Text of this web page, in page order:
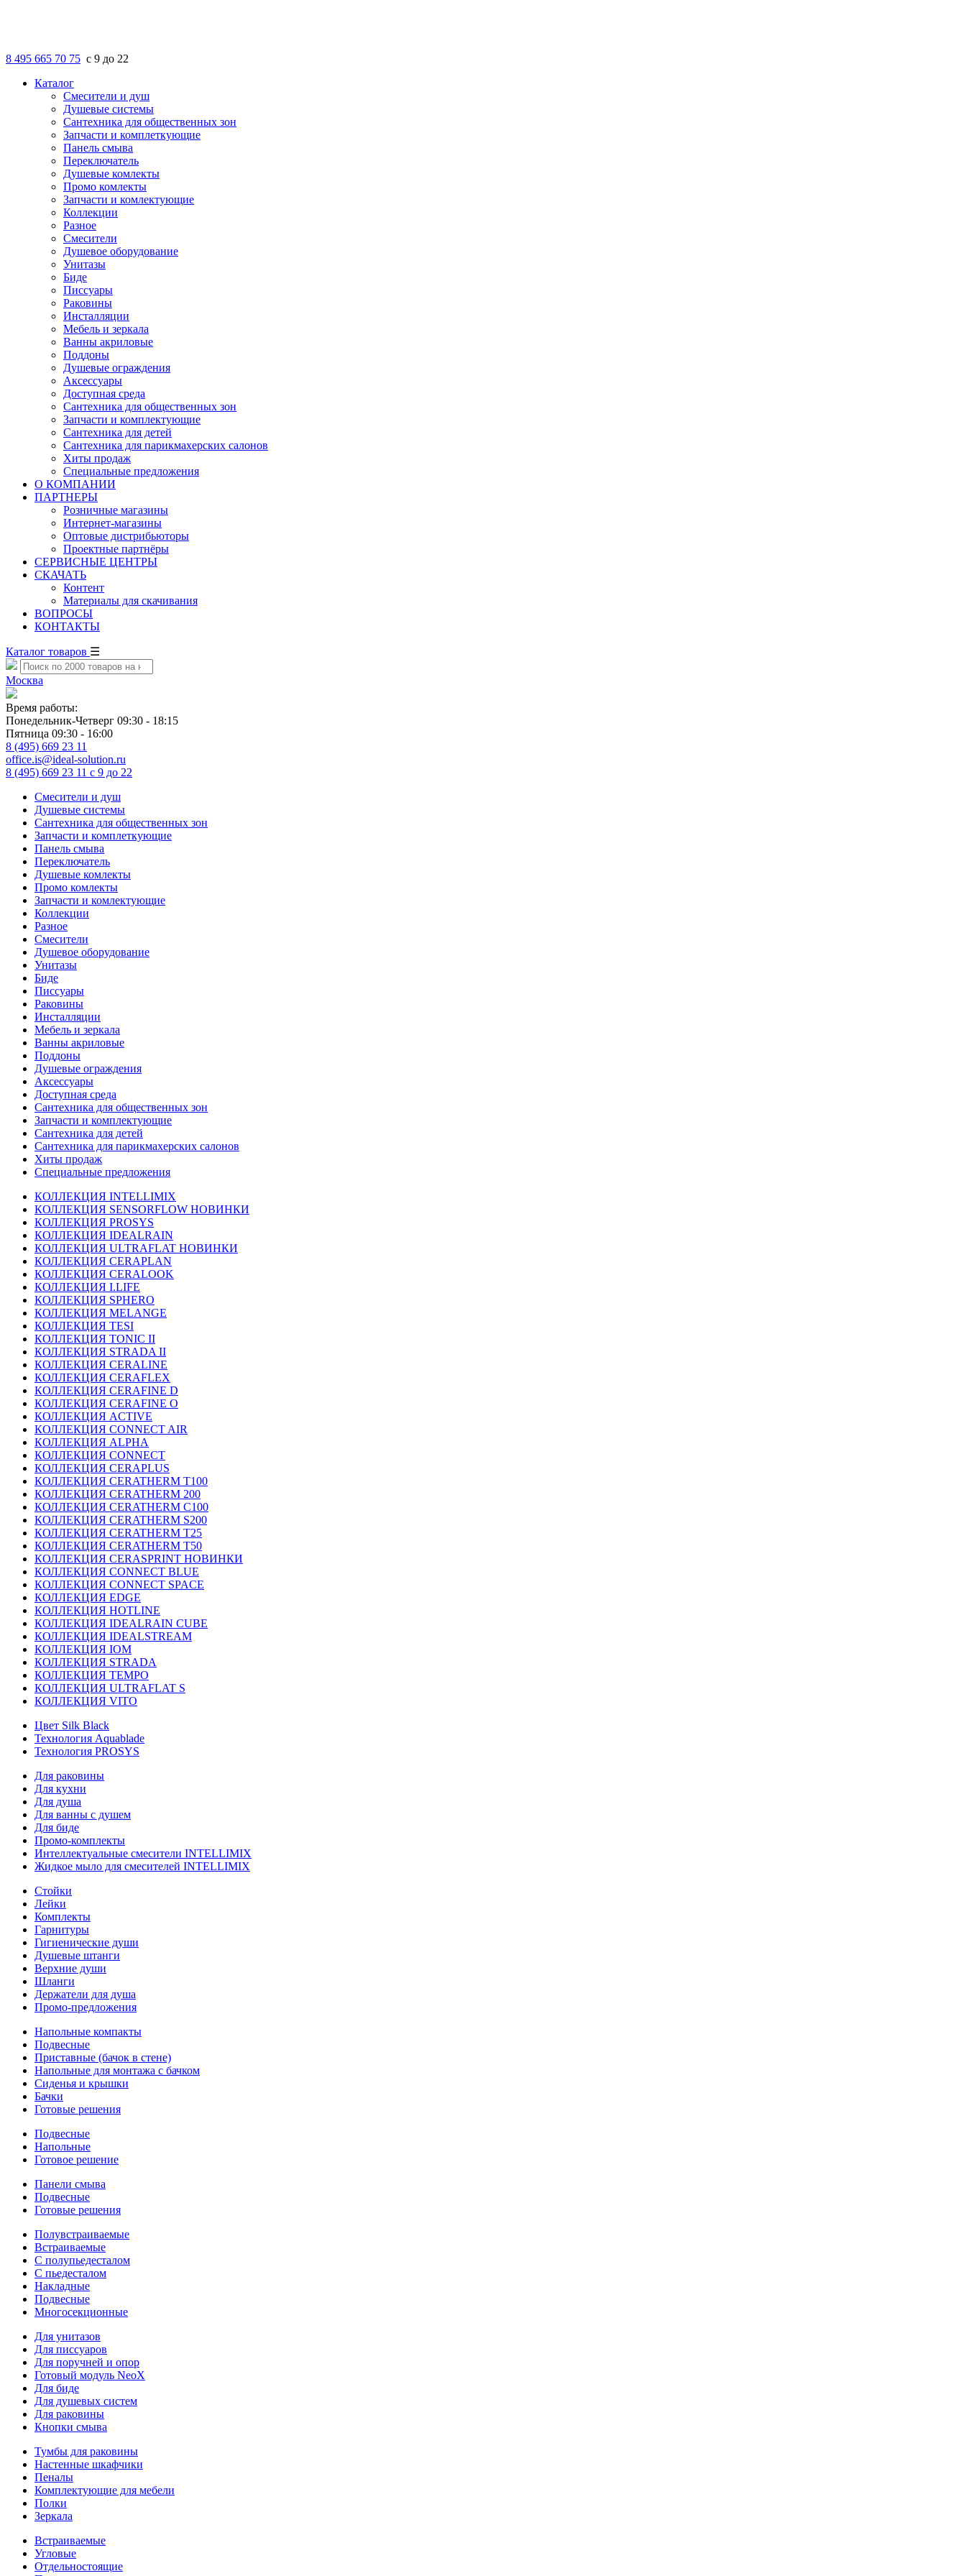
8 495 665 70 75 с 9 до 22
Каталог
Смесители и душ
Душевые системы
Сантехника для общественных зон
Запчасти и комплеткующие
Панель смыва
Переключатель
Душевые комлекты
Промо комлекты
Запчасти и комлектующие
Коллекции
Разное
Смесители
Душевое оборудование
Унитазы
Биде
Писсуары
Раковины
Инсталляции
Мебель и зеркала
Ванны акриловые
Поддоны
Душевые ограждения
Аксессуары
Доступная среда
Cантехника для общественных зон
Запчасти и комплектующие
Сантехника для детей
Сантехника для парикмахерских салонов
Хиты продаж
Специальные предложения
О КОМПАНИИ
ПАРТНЕРЫ
Розничные магазины
Интернет-магазины
Оптовые дистрибьюторы
Проектные партнёры
СЕРВИСНЫЕ ЦЕНТРЫ
СКАЧАТЬ
Контент
Материалы для скачивания
ВОПРОСЫ
КОНТАКТЫ
Каталог товаров ☰
Москва
Время работы:
Понедельник-Четверг 09:30 - 18:15
Пятница 09:30 - 16:00
8 (495) 669 23 11
office.is@ideal-solution.ru
8 (495) 669 23 11 с 9 до 22
Смесители и душ
Душевые системы
Сантехника для общественных зон
Запчасти и комплеткующие
Панель смыва
Переключатель
Душевые комлекты
Промо комлекты
Запчасти и комлектующие
Коллекции
Разное
Смесители
Душевое оборудование
Унитазы
Биде
Писсуары
Раковины
Инсталляции
Мебель и зеркала
Ванны акриловые
Поддоны
Душевые ограждения
Аксессуары
Доступная среда
Cантехника для общественных зон
Запчасти и комплектующие
Сантехника для детей
Сантехника для парикмахерских салонов
Хиты продаж
Специальные предложения
КОЛЛЕКЦИЯ INTELLIMIX
КОЛЛЕКЦИЯ SENSORFLOW НОВИНКИ
КОЛЛЕКЦИЯ PROSYS
КОЛЛЕКЦИЯ IDEALRAIN
КОЛЛЕКЦИЯ ULTRAFLAT НОВИНКИ
КОЛЛЕКЦИЯ CERAPLAN
КОЛЛЕКЦИЯ CERALOOK
КОЛЛЕКЦИЯ I.LIFE
КОЛЛЕКЦИЯ SPHERO
КОЛЛЕКЦИЯ MELANGE
КОЛЛЕКЦИЯ TESI
КОЛЛЕКЦИЯ TONIC II
КОЛЛЕКЦИЯ STRADA II
КОЛЛЕКЦИЯ CERALINE
КОЛЛЕКЦИЯ CERAFLEX
КОЛЛЕКЦИЯ CERAFINE D
КОЛЛЕКЦИЯ CERAFINE O
КОЛЛЕКЦИЯ ACTIVE
КОЛЛЕКЦИЯ CONNECT AIR
КОЛЛЕКЦИЯ ALPHA
КОЛЛЕКЦИЯ CONNECT
КОЛЛЕКЦИЯ CERAPLUS
КОЛЛЕКЦИЯ CERATHERM T100
КОЛЛЕКЦИЯ CERATHERM 200
КОЛЛЕКЦИЯ CERATHERM C100
КОЛЛЕКЦИЯ CERATHERM S200
КОЛЛЕКЦИЯ CERATHERM T25
КОЛЛЕКЦИЯ CERATHERM T50
КОЛЛЕКЦИЯ CERASPRINT НОВИНКИ
КОЛЛЕКЦИЯ CONNECT BLUE
КОЛЛЕКЦИЯ CONNECT SPACE
КОЛЛЕКЦИЯ EDGE
КОЛЛЕКЦИЯ HOTLINE
КОЛЛЕКЦИЯ IDEALRAIN CUBE
КОЛЛЕКЦИЯ IDEALSTREAM
КОЛЛЕКЦИЯ IOM
КОЛЛЕКЦИЯ STRADA
КОЛЛЕКЦИЯ TEMPO
КОЛЛЕКЦИЯ ULTRAFLAT S
КОЛЛЕКЦИЯ VITO
Цвет Silk Black
Технология Aquablade
Технология PROSYS
Для раковины
Для кухни
Для душа
Для ванны с душем
Для биде
Промо-комплекты
Интеллектуальные смесители INTELLIMIX
Жидкое мыло для смесителей INTELLIMIX
Стойки
Лейки
Комплекты
Гарнитуры
Гигиенические души
Душевые штанги
Верхние души
Шланги
Держатели для душа
Промо-предложения
Напольные компакты
Подвесные
Приставные (бачок в стене)
Напольные для монтажа с бачком
Сиденья и крышки
Бачки
Готовые решения
Подвесные
Напольные
Готовое решение
Панели смыва
Подвесные
Готовые решения
Полувстраиваемые
Встраиваемые
С полупьедесталом
С пьедесталом
Накладные
Подвесные
Многосекционные
Для унитазов
Для писсуаров
Для поручней и опор
Готовый модуль NeoX
Для биде
Для душевых систем
Для раковины
Кнопки смыва
Тумбы для раковины
Настенные шкафчики
Пеналы
Комплектующие для мебели
Полки
Зеркала
Встраиваемые
Угловые
Отдельностоящие